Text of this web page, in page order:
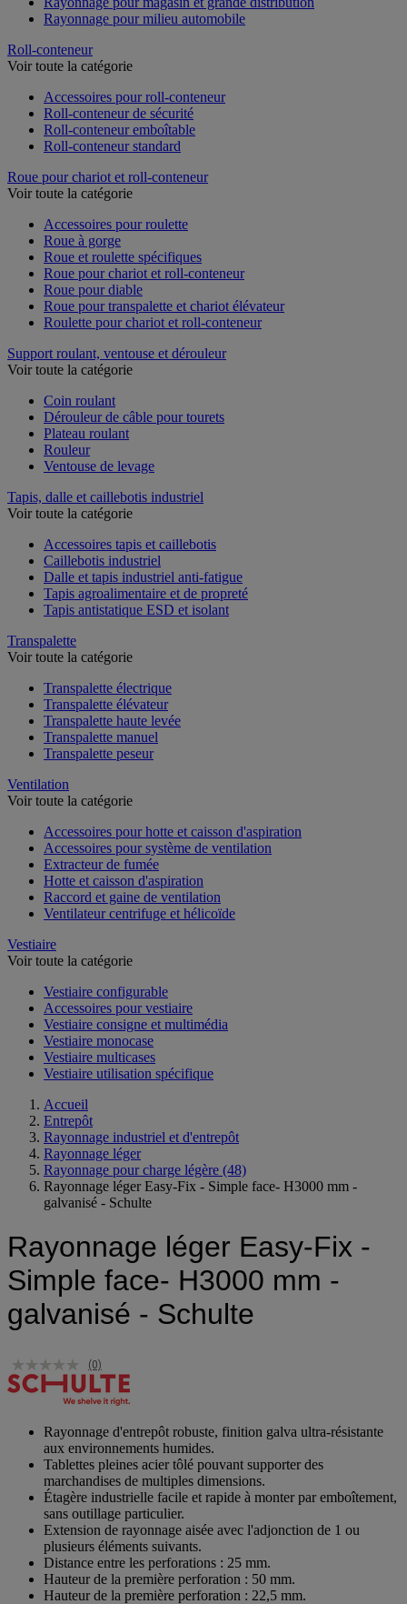
Rayonnage pour milieu automobile
Roll-conteneur
Voir toute la catégorie
Accessoires pour roll-conteneur
Roll-conteneur de sécurité
Roll-conteneur emboîtable
Roll-conteneur standard
Roue pour chariot et roll-conteneur
Voir toute la catégorie
Accessoires pour roulette
Roue à gorge
Roue et roulette spécifiques
Roue pour chariot et roll-conteneur
Roue pour diable
Roue pour transpalette et chariot élévateur
Roulette pour chariot et roll-conteneur
Support roulant, ventouse et dérouleur
Voir toute la catégorie
Coin roulant
Dérouleur de câble pour tourets
Plateau roulant
Rouleur
Ventouse de levage
Tapis, dalle et caillebotis industriel
Voir toute la catégorie
Accessoires tapis et caillebotis
Caillebotis industriel
Dalle et tapis industriel anti-fatigue
Tapis agroalimentaire et de propreté
Tapis antistatique ESD et isolant
Transpalette
Voir toute la catégorie
Transpalette électrique
Transpalette élévateur
Transpalette haute levée
Transpalette manuel
Transpalette peseur
Ventilation
Voir toute la catégorie
Accessoires pour hotte et caisson d'aspiration
Accessoires pour système de ventilation
Extracteur de fumée
Hotte et caisson d'aspiration
Raccord et gaine de ventilation
Ventilateur centrifuge et hélicoïde
Vestiaire
Voir toute la catégorie
Vestiaire configurable
Accessoires pour vestiaire
Vestiaire consigne et multimédia
Vestiaire monocase
Vestiaire multicases
Vestiaire utilisation spécifique
Accueil
Entrepôt
Rayonnage industriel et d'entrepôt
Rayonnage léger
Rayonnage pour charge légère (48)
Rayonnage léger Easy-Fix - Simple face- H3000 mm -
galvanisé - Schulte
Rayonnage léger Easy-Fix -
Simple face- H3000 mm -
galvanisé - Schulte
(0)
Rayonnage d'entrepôt robuste, finition galva ultra-résistante
aux environnements humides.
Tablettes pleines acier tôlé pouvant supporter des
marchandises de multiples dimensions.
Étagère industrielle facile et rapide à monter par emboîtement,
sans outillage particulier.
Extension de rayonnage aisée avec l'adjonction de 1 ou
plusieurs éléments suivants.
Distance entre les perforations : 25 mm.
Hauteur de la première perforation : 50 mm.
Hauteur de la première perforation : 22,5 mm.